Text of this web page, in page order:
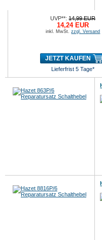
UVP**:14,99 EUR
14,24 EUR
inkl. MwSt.zzgl. Versand
JETZT KAUFEN
Lieferfrist 5 Tage*